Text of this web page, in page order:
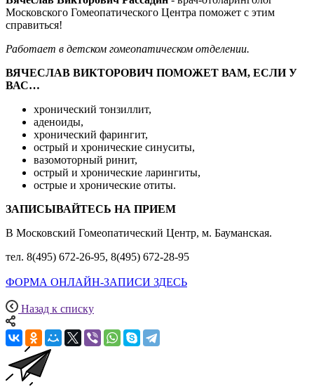
Московского Гомеопатического Центра поможет с этим
справиться!
Работает в детском гомеопатическом отделении.
ВЯЧЕСЛАВ ВИКТОРОВИЧ ПОМОЖЕТ ВАМ, ЕСЛИ У
ВАС…
хронический тонзиллит,
аденоиды,
хронический фарингит,
острый и хронические синуситы,
вазомоторный ринит,
острый и хронические ларингиты,
острые и хронические отиты.
ЗАПИСЫВАЙТЕСЬ НА ПРИЕМ
В Московский Гомеопатический Центр, м. Бауманская.
тел. 8(495) 672-26-95, 8(495) 672-28-95
ФОРМА ОНЛАЙН-ЗАПИСИ ЗДЕСЬ
Назад к списку